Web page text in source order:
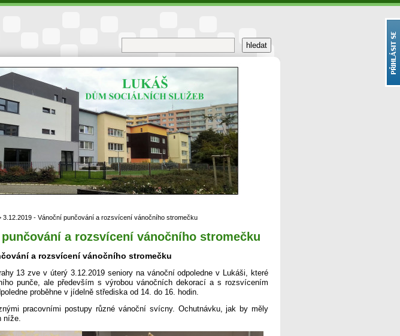
3.12.2019 - Vánoční punčování a rozsvícení vánočního stromečku
punčování a rozsvícení vánočního stromečku
a rozsvícení vánočního stromečku
13 zve v úterý 3.12.2019 seniory na vánoční odpoledne v Lukáši, které
punče, ale především s výrobou vánočních dekorací a s rozsvícením
proběhne v jídelně střediska od 14. do 16. hodin.
pracovními postupy různé vánoční svícny. Ochutnávku, jak by měly
níže.